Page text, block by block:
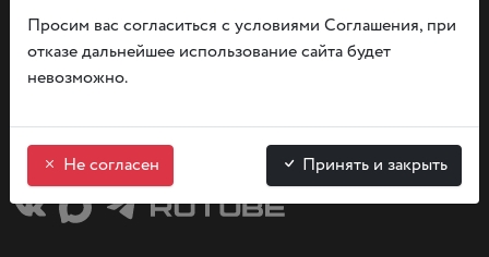
Независимая оценка
Прием граждан
вт. — вс. с 09:00 до 20:00
понедельник — выходной день
Просим вас согласиться с условиями Соглашения, при
отказе дальнейшее использование сайта будет
невозможно.
Не согласен Принять и закрыть